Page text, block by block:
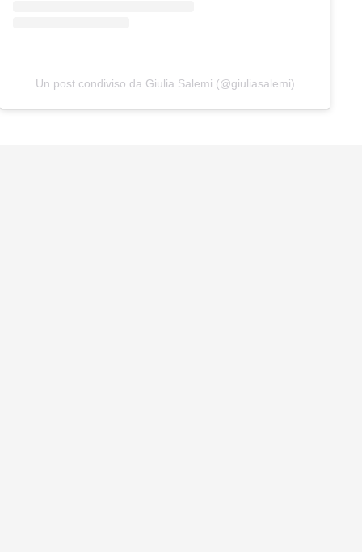
Un post condiviso da Giulia Salemi (@giuliasalemi)